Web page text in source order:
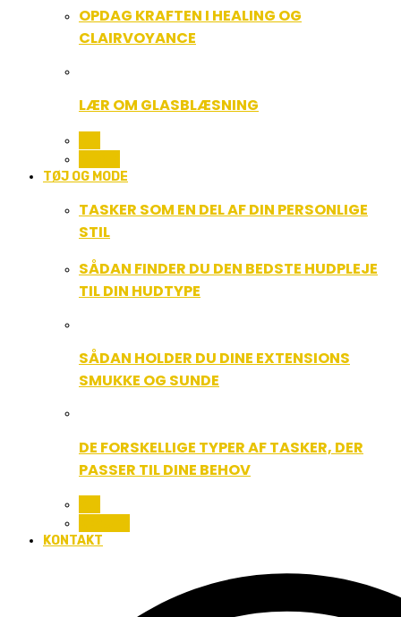
OPDAG KRAFTEN I HEALING OG
CLAIRVOYANCE
LÆR OM GLASBLÆSNING
TØJ OG MODE
TASKER SOM EN DEL AF DIN PERSONLIGE
STIL
SÅDAN FINDER DU DEN BEDSTE HUDPLEJE
TIL DIN HUDTYPE
SÅDAN HOLDER DU DINE EXTENSIONS
SMUKKE OG SUNDE
DE FORSKELLIGE TYPER AF TASKER, DER
PASSER TIL DINE BEHOV
KONTAKT